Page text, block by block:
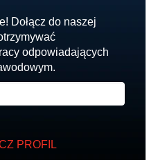
Dołącz do naszej
odpowiadających
PROFIL